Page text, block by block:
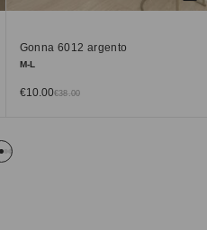
Gonna 6012 argento
M-L
€38.00
€10.00